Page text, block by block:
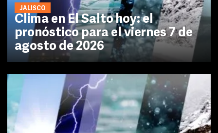
JALISCO
Clima en El Salto hoy: el
pronóstico para el viernes 7 de
agosto de 2026